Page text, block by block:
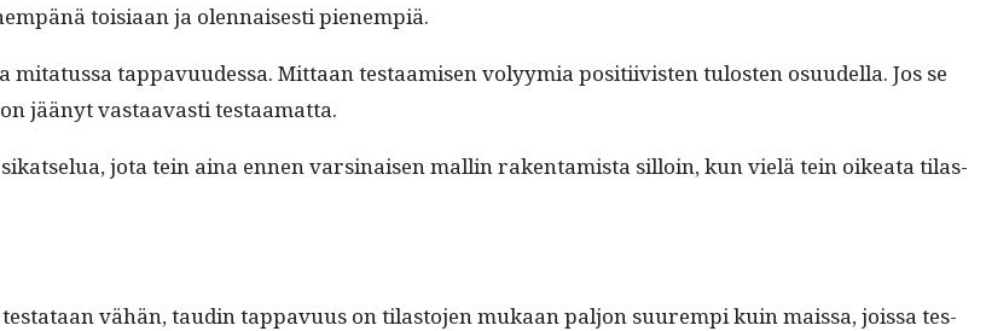
toisi­aan ja olen­nais­es­ti pienempiä.
tap­pavu­udessa. Mit­taan tes­taamisen volyymia posi­ti­ivis­ten tulosten osu­udel­la. Jos se
jäänyt vas­taavasti testaamatta.
jota tein aina ennen varsi­naisen mallin rak­en­tamista sil­loin, kun vielä tein oikea­ta tilas­
vähän, taudin tap­pavu­us on tilas­to­jen mukaan paljon suurem­pi kuin mais­sa, jois­sa tes­